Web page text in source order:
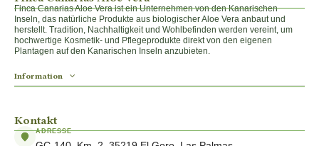
Finca Canarias Aloe Vera ist ein Unternehmen von den Kanarischen
Inseln, das natürliche Produkte aus biologischer Aloe Vera anbaut und
herstellt. Tradition, Nachhaltigkeit und Wohlbefinden werden vereint, um
hochwertige Kosmetik- und Pflegeprodukte direkt von den eigenen
Plantagen auf den Kanarischen Inseln anzubieten.
Information
Kontakt
ADRESSE